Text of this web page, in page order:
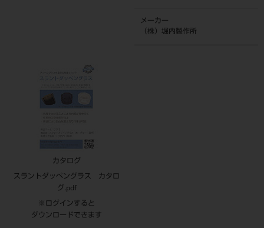
メーカー
（株）堀内製作所
カタログ
スラントダッペングラス カタロ
グ.pdf
※ログインすると
ダウンロードできます